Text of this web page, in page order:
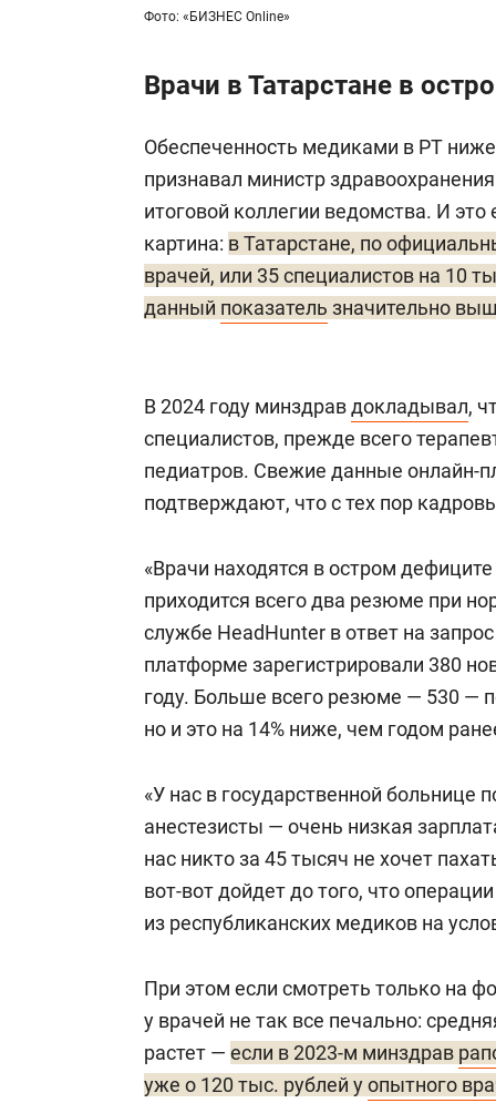
Фото: «БИЗНЕС Online»
Врачи в Татарстане в
Обеспеченность медиками в РТ
признавал министр
итоговой коллегии ведомства. И
картина: в Татарстане, по
врачей, или 35 специалистов на 10
данный показатель значительно
В 2024 году минздравдокладывал,
специалистов, прежде всего
педиатров. Свежие данные онлайн-
подтверждают, что с тех пор
«Врачи находятся в остром
приходится всего два резюме при
службе HeadHunter в ответ на
платформе зарегистрировали 380
году. Больше всего резюме — 530 —
но и это на 14% ниже, чем годом
«У нас в государственной больнице
анестезисты — очень низкая
нас никто за 45 тысяч не хочет
вот-вот дойдет до того, что
из республиканских медиков на
При этом если смотреть только на
у врачей не так все печально:
растет — если в 2023-м минздрав
уже о 120 тыс. рублей уопытного